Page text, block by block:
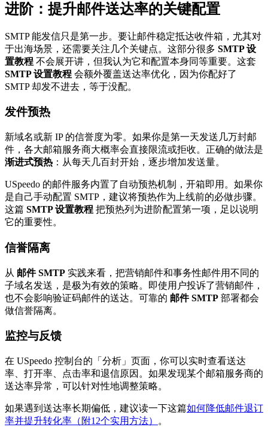
进阶：提升邮件送达率的关键配置
SMTP 能发信只是第一步。要让邮件稳定抵达收件箱，尤其对
于出海场景，还需要关注几个关键点。这部分很多 SMTP 设
置教程 不会展开讲，但我认为它和配置本身同等重要。这套
SMTP 设置教程 会额外覆盖送达率优化，因为你配好了
SMTP 却发不进去，等于没配。
发件预热
新域名或新 IP 的信誉度为零。如果你是第一天发送几万封邮
件，各大邮箱服务商大概率会直接限流或拒收。正确的做法是
渐进式预热 ：从每天几百封开始，逐步增加发送量。
USpeedo 的邮件服务内置了自动预热机制，开箱即用。如果你
是自己手动配置 SMTP，建议将预热作为上线前的必做步骤。
这篇 SMTP 设置教程 把预热列为进阶配置第一项，足以说明
它的重要性。
信誉隔离
从 邮件 SMTP 实践来看，把营销邮件和事务性邮件用不同的
子域名发送，是极为有效的策略。即使用户投诉了营销邮件，
也不会影响验证码邮件的送达。可靠的 邮件 SMTP 部署都会
做信誉隔离。
监控与反馈
在 USpeedo 控制台的「分析」页面，你可以实时查看送达
率、打开率、点击率和退信原因。如果发现某个邮箱服务商的
送达率异常，可以针对性地调整策略。
如果遇到送达率长期偏低，建议读一下这篇如何降低邮件退订
率并提升转化率（附12个实用方法）
。